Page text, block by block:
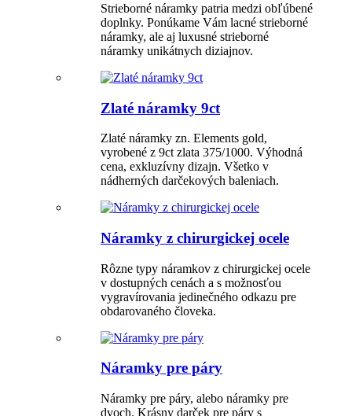
Strieborné náramky patria medzi obľúbené
doplnky. Ponúkame Vám lacné strieborné
náramky, ale aj luxusné strieborné
náramky unikátnych diziajnov.
Zlaté náramky 9ct
Zlaté náramky zn. Elements gold,
vyrobené z 9ct zlata 375/1000. Výhodná
cena, exkluzívny dizajn. Všetko v
nádherných darčekových baleniach.
Náramky z chirurgickej ocele
Rôzne typy náramkov z chirurgickej ocele
v dostupných cenách a s možnosťou
vygravírovania jedinečného odkazu pre
obdarovaného človeka.
Náramky pre páry
Náramky pre páry, alebo náramky pre
dvoch. Krásny darček pre páry s